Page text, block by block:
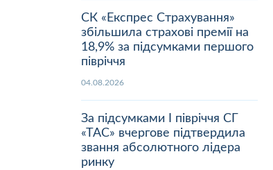
СК «Експрес Страхування»
збільшила страхові премії на
18,9% за підсумками першого
півріччя
04.08.2026
За підсумками І півріччя СГ
«ТАС» вчергове підтвердила
звання абсолютного лідера
ринку